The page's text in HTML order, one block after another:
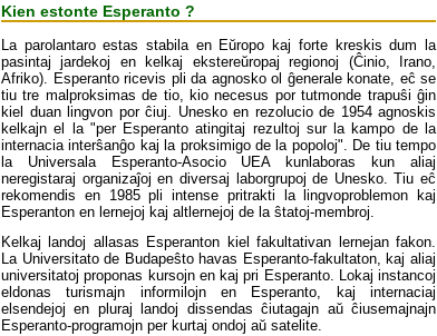
Kien estonte Esperanto ?
La parolantaro estas stabila en Eŭropo kaj forte kreskis dum la
pasintaj jardekoj en kelkaj ekstereŭropaj regionoj (Ĉinio, Irano,
Afriko). Esperanto ricevis pli da agnosko ol ĝenerale konate, eĉ se
tiu tre malproksimas de tio, kio necesus por tutmonde trapuŝi ĝin
kiel duan lingvon por ĉiuj. Unesko en rezolucio de 1954 agnoskis
kelkajn el la "per Esperanto atingitaj rezultoj sur la kampo de la
internacia interŝanĝo kaj la proksimigo de la popoloj". De tiu tempo
la Universala Esperanto-Asocio UEA kunlaboras kun aliaj
neregistaraj organizaĵoj en diversaj laborgrupoj de Unesko. Tiu eĉ
rekomendis en 1985 pli intense pritrakti la lingvoproblemon kaj
Esperanton en lernejoj kaj altlernejoj de la ŝtatoj-membroj.
Kelkaj landoj allasas Esperanton kiel fakultativan lernejan fakon.
La Universitato de Budapeŝto havas Esperanto-fakultaton, kaj aliaj
universitatoj proponas kursojn en kaj pri Esperanto. Lokaj instancoj
eldonas turismajn informilojn en Esperanto, kaj internaciaj
elsendejoj en pluraj landoj dissendas ĉiutagajn aŭ ĉiusemajnajn
Esperanto-programojn per kurtaj ondoj aŭ satelite.